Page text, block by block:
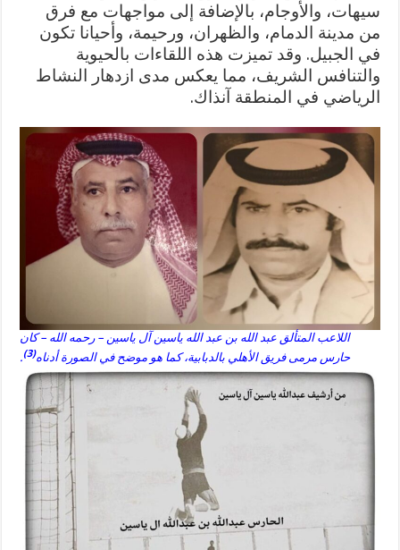
سيهات، والأوجام، بالإضافة إلى مواجهات مع فرق
من مدينة الدمام، والظهران، ورحيمة، وأحيانا تكون
في الجبيل. وقد تميزت هذه اللقاءات بالحيوية
والتنافس الشريف، مما يعكس مدى ازدهار النشاط
الرياضي في المنطقة آنذاك.
اللاعب المتألق عبد الله بن عبد الله ياسين آل ياسين – رحمه الله – كان
حارس مرمى فريق الأهلي بالدبابية، كما هو موضح في الصورة أدناه(3)
.